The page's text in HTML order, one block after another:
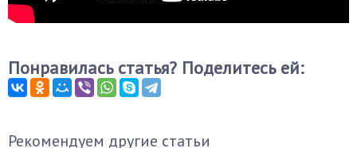
Понравилась статья? Поделитесь ей:
Рекомендуем другие статьи